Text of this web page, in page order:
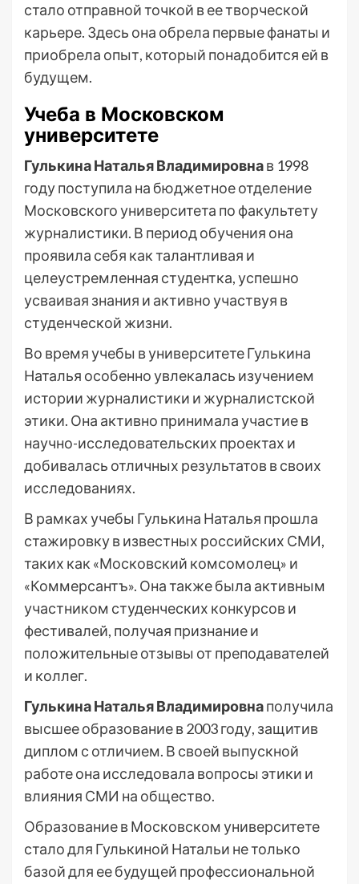
стало отправной точкой в ее творческой
карьере. Здесь она обрела первые фанаты и
приобрела опыт, который понадобится ей в
будущем.
Учеба в Московском
университете
Гулькина Наталья Владимировнав 1998
году поступила на бюджетное отделение
Московского университета по факультету
журналистики. В период обучения она
проявила себя как талантливая и
целеустремленная студентка, успешно
усваивая знания и активно участвуя в
студенческой жизни.
Во время учебы в университете Гулькина
Наталья особенно увлекалась изучением
истории журналистики и журналистской
этики. Она активно принимала участие в
научно-исследовательских проектах и
добивалась отличных результатов в своих
исследованиях.
В рамках учебы Гулькина Наталья прошла
стажировку в известных российских СМИ,
таких как «Московский комсомолец» и
«Коммерсантъ». Она также была активным
участником студенческих конкурсов и
фестивалей, получая признание и
положительные отзывы от преподавателей
и коллег.
Гулькина Наталья Владимировнаполучила
высшее образование в 2003 году, защитив
диплом с отличием. В своей выпускной
работе она исследовала вопросы этики и
влияния СМИ на общество.
Образование в Московском университете
стало для Гулькиной Натальи не только
базой для ее будущей профессиональной